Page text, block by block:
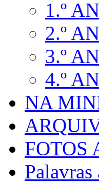
1.º
2.º
3.º
4.º
NA
FOTOS
Palavras